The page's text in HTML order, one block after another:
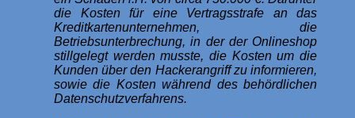
die Kosten für eine Vertragsstrafe an das
Kreditkartenunternehmen, die
Betriebsunterbrechung, in der der Onlineshop
stillgelegt werden musste, die Kosten um die
Kunden über den Hackerangriff zu informieren,
sowie die Kosten während des behördlichen
Datenschutzverfahrens.